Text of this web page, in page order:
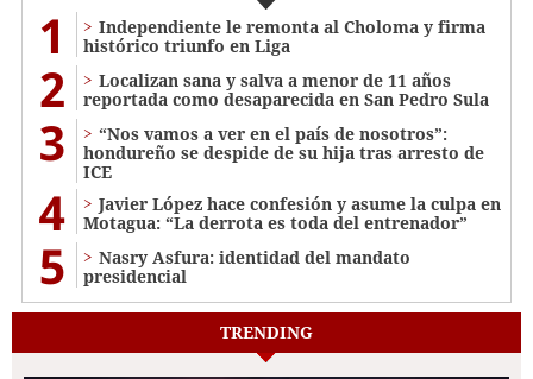
1
Independiente le remonta al Choloma y firma
histórico triunfo en Liga
2
Localizan sana y salva a menor de 11 años
reportada como desaparecida en San Pedro Sula
3
“Nos vamos a ver en el país de nosotros”:
hondureño se despide de su hija tras arresto de
ICE
4
Javier López hace confesión y asume la culpa en
Motagua: “La derrota es toda del entrenador”
5
Nasry Asfura: identidad del mandato
presidencial
TRENDING